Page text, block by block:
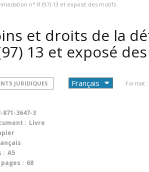
n° R (97) 13 et exposé des motifs
et droits de la
13 et exposé
JURIDIQUES Format :
871-3647-3
: Livre
: A5
: 68